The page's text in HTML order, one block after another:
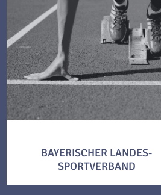
BAYERISCHER LANDES-
SPORTVERBAND